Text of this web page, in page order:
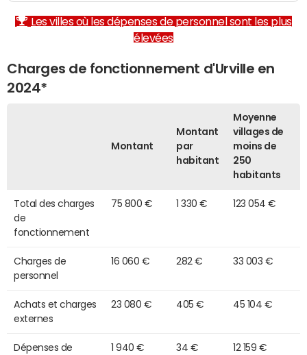
Les villes où les dépenses de personnel sont les plus
élevées
Charges de fonctionnement d'Urville en
2024*
Montant
Montant
par
habitant
Moyenne
villages de
moins de
250
habitants
Total des charges
de
fonctionnement
75 800 € 1 330 € 123 054 €
Charges de
personnel
16 060 € 282 € 33 003 €
Achats et charges
externes
23 080 € 405 € 45 104 €
Dépenses de 1 940 € 34 € 12 159 €